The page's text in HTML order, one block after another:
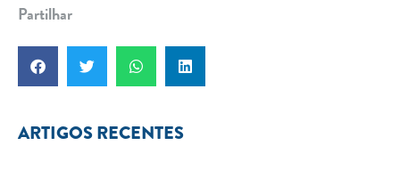
Partilhar
ARTIGOS RECENTES